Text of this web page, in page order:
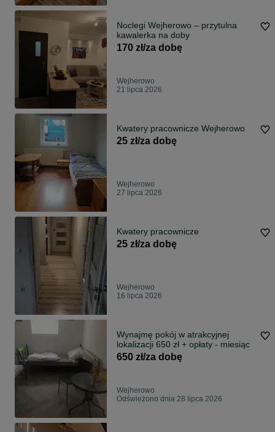
Noclegi Wejherowo – przytulna
kawalerka na doby
170 zł/za dobę
Wejherowo
21 lipca 2026
Kwatery pracownicze Wejherowo
25 zł/za dobę
Wejherowo
27 lipca 2026
Kwatery pracownicze
25 zł/za dobę
Wejherowo
16 lipca 2026
Wynajmę pokój w atrakcyjnej
lokalizacji 650 zł + opłaty - miesiąc
650 zł/za dobę
Wejherowo
Odświeżono dnia 28 lipca 2026